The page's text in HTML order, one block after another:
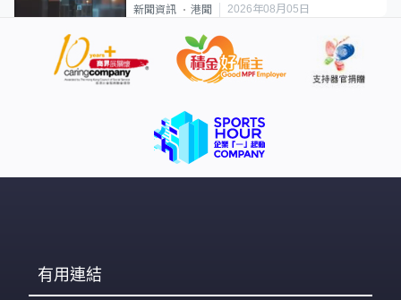
新聞資訊 港聞 2026年08月05日
有用連結